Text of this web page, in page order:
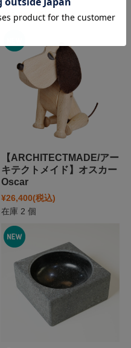
¥16,390(税込) ～
【ARCHITECTMADE/アー
キテクトメイド】オスカー
Oscar
¥26,400(税込)
在庫 2 個